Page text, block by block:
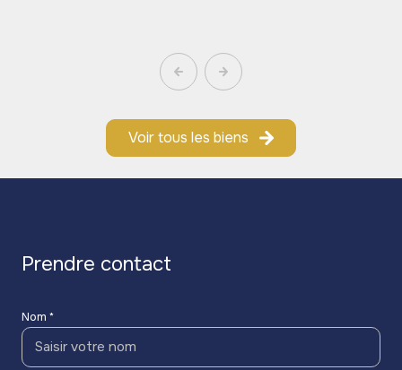
Voir tous les biens
prendre contact
Nom *